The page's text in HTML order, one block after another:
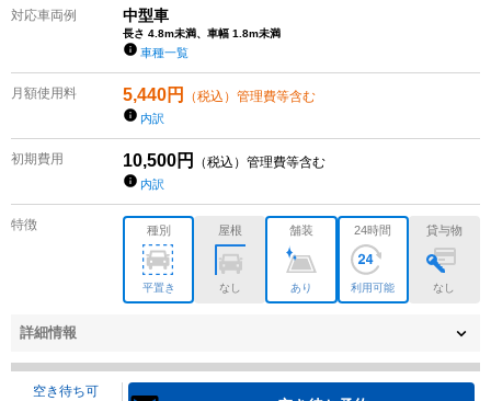
対応車両例 中型車
長さ 4.8m未満、車幅 1.8m未満
車種一覧
月額使用料 5,440円 （税込）管理費等含む
内訳
初期費用 10,500円 （税込）管理費等含む
内訳
特徴 種別
平置き
屋根
なし
舗装
あり
24時間
利用可能
貸与物
なし
詳細情報
空き待ち可